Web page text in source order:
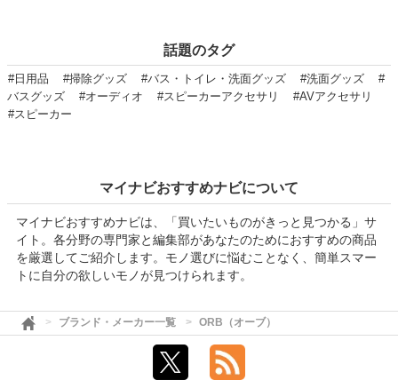
話題のタグ
#日用品 #掃除グッズ #バス・トイレ・洗面グッズ #洗面グッズ
#
バスグッズ
#オーディオ #スピーカーアクセサリ
#AVアクセサリ
#スピーカー
マイナビおすすめナビについて
マイナビおすすめナビは、「買いたいものがきっと見つかる」サ
イト。各分野の専門家と編集部があなたのためにおすすめの商品
を厳選してご紹介します。モノ選びに悩むことなく、簡単スマー
トに自分の欲しいモノが見つけられます。
ブランド・メーカー一覧 ORB（オーブ）